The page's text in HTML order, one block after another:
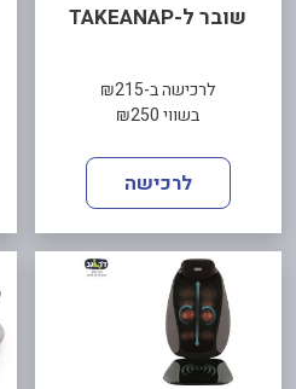
שובר ל-TAKEANAP
לרכישה ב-₪215
בשווי ₪250
לרכישה